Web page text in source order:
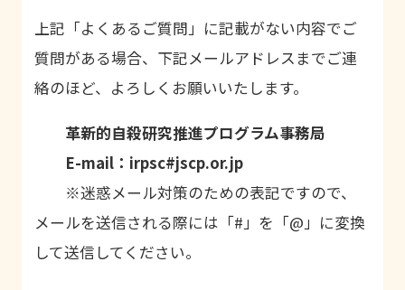
上記「よくあるご質問」に記載がない内容でご
質問がある場合、下記メールアドレスまでご連
絡のほど、よろしくお願いいたします。
革新的自殺研究推進プログラム事務局
E-mail：irpsc#jscp.or.jp
※迷惑メール対策のための表記ですので、
メールを送信される際には「#」を「@」に変換
して送信してください。